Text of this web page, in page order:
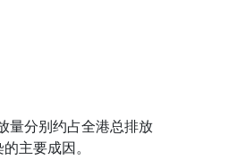
量分别约占全港总排放
主要成因。